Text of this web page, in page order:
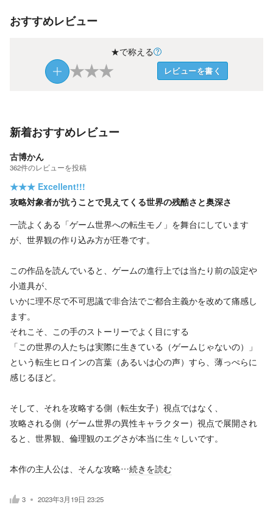
おすすめレビュー
★で称える
★★★ レビューを書く
新着おすすめレビュー
古博かん
362件のレビューを投稿
★★★ Excellent!!!
攻略対象者が抗うことで見えてくる世界の残酷さと奥深さ
一読よくある「ゲーム世界への転生モノ」を舞台にしています
が、世界観の作り込み方が圧巻です。
この作品を読んでいると、ゲームの進行上では当たり前の設定や
小道具が、
いかに理不尽で不可思議で非合法でご都合主義かを改めて痛感し
ます。
それこそ、この手のストーリーでよく目にする
「この世界の人たちは実際に生きている（ゲームじゃないの）」
という転生ヒロインの言葉（あるいは心の声）すら、薄っぺらに
感じるほど。
そして、それを攻略する側（転生女子）視点ではなく、
攻略される側（ゲーム世界の異性キャラクター）視点で展開され
ると、世界観、倫理観のエグさが本当に生々しいです。
本作の主人公は、そんな攻略…続きを読む
3 2023年3月19日 23:25